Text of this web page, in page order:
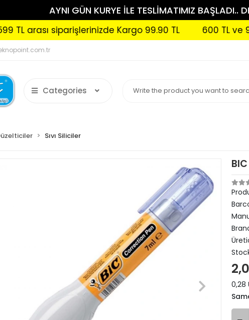
AYNI GÜN KURYE İLE TESLİMATIMIZ BAŞLADI..
siparişlerinizde Kargo 99.90 TL 600 TL ve 999
Categories
Sıvı Siliciler
0,28